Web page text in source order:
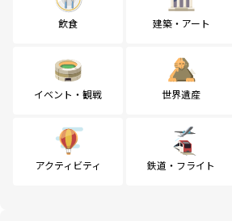
飲食 建築・アート
イベント・観戦 世界遺産
アクティビティ 鉄道・フライト